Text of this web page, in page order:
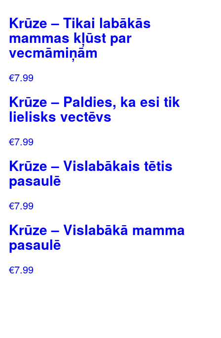
Krūze – Tikai labākās
mammas kļūst par
vecmāmiņām
€7.99
Krūze – Paldies, ka esi tik
lielisks vectēvs
€7.99
Krūze – Vislabākais tētis
pasaulē
€7.99
Krūze – Vislabākā mamma
pasaulē
€7.99